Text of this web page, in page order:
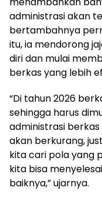
administrasi akan
bertambahnya
itu, ia mendorong
diri dan mulai
berkas yang lebih
“Di tahun 2026
sehingga harus
administrasi berkas
akan berkurang,
kita cari pola yang
kita bisa
baiknya,” ujarnya.